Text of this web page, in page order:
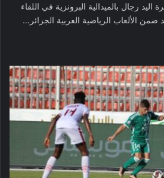
رجال بالميدالية البرونزية في اللقاء
ضمن الألعاب الرياضية العربية الجزائر…